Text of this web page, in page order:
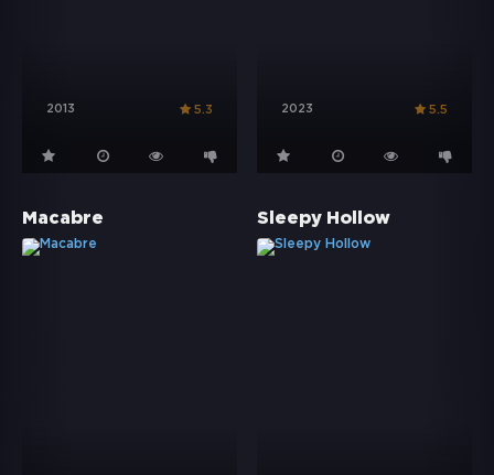
2013 5.3 2023 5.5
Macabre Sleepy Hollow